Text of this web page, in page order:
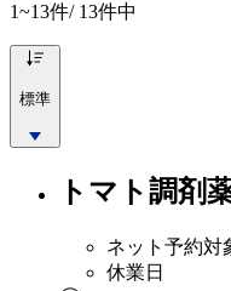
1~13件/ 13件中
標準
トマト調剤
ネット予約対
休業日